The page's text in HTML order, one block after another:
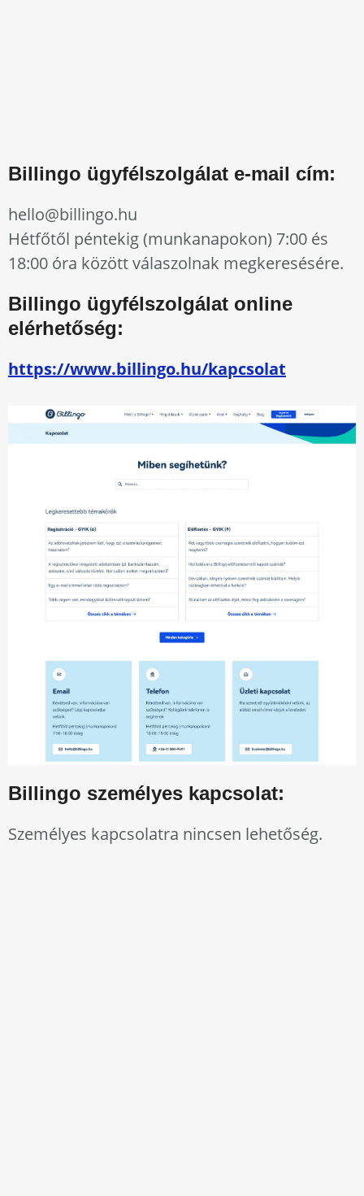
Billingo ügyfélszolgálat e-mail cím:
hello@billingo.hu
Hétfőtől péntekig (munkanapokon) 7:00 és
18:00 óra között válaszolnak megkeresésére.
Billingo ügyfélszolgálat online
elérhetőség:
https://www.billingo.hu/kapcsolat
Billingo személyes kapcsolat:
Személyes kapcsolatra nincsen lehetőség.